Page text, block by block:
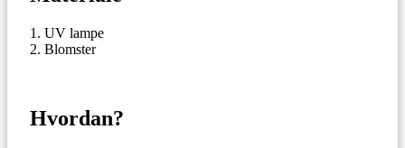
UV lampe
Blomster
Hvordan?